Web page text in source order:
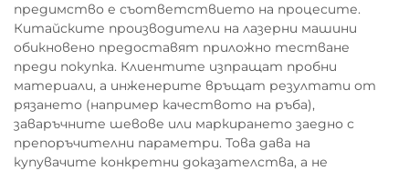
предимство е съответствието на процесите.
Китайските производители на лазерни машини
обикновено предоставят приложно тестване
преди покупка. Клиентите изпращат пробни
материали, а инженерите връщат резултати от
рязането (например качеството на ръба),
заваръчните шевове или маркирането заедно с
препоръчителни параметри. Това дава на
купувачите конкретни доказателства, а не